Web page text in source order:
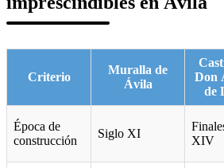
Criterio
Muralla de
Ávila
Don
de
Época de
construcción
Siglo XI
XIV